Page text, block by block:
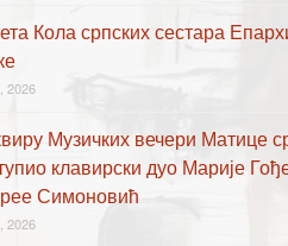
Кола српских сестара
2026
Музичких вечери Матице
клавирски дуо Марије
Симоновић
2026